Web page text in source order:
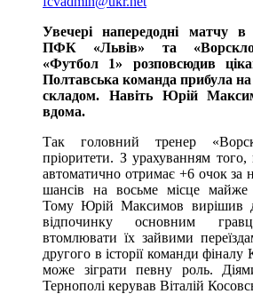
Увечері напередодні матчу
ПФК «Львів» та
«Футбол 1» розповсюдив
Полтавська команда прибула
складом. Навіть Юрій
вдома.
Так головний тренер
пріоритети. З урахуванням
автоматично отримає +6 очок за
шансів на восьме місце майже
Тому Юрій Максимов вирішив
відпочинку основним
втомлювати їх зайвими
другого в історії команди
може зіграти певну роль.
Тернополі керував Віталій